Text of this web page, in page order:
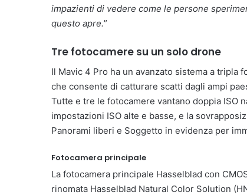
impazienti di vedere come le persone
questo apre.”
Tre fotocamere su un solo drone
Il Mavic 4 Pro ha un avanzato sistema a tripla
che consente di catturare scatti dagli ampi
Tutte e tre le fotocamere vantano doppia ISO
impostazioni ISO alte e basse, e la
Panorami liberi e Soggetto in evidenza per
Fotocamera principale
La fotocamera principale Hasselblad con
rinomata Hasselblad Natural Color Solution